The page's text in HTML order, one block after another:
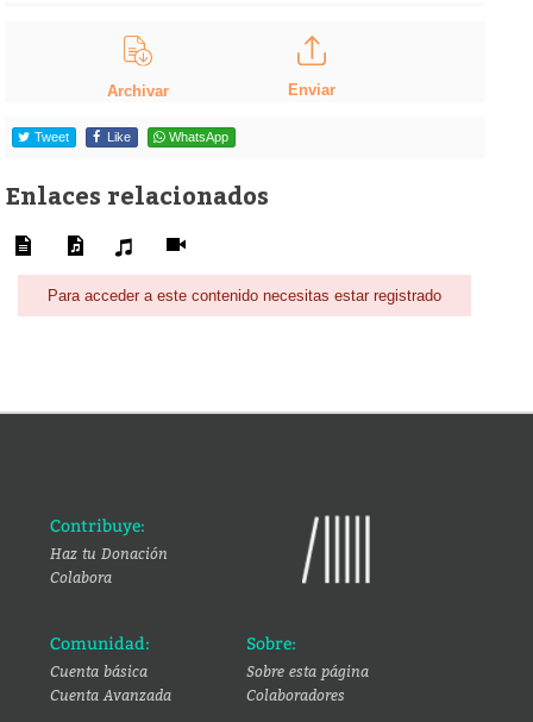
Archivar Enviar
Tweet Like WhatsApp
Enlaces relacionados
Para acceder a este contenido necesitas estar registrado
Contribuye:
Haz tu Donación
Colabora
Comunidad:
Cuenta básica
Cuenta Avanzada
Sobre:
Sobre esta página
Colaboradores